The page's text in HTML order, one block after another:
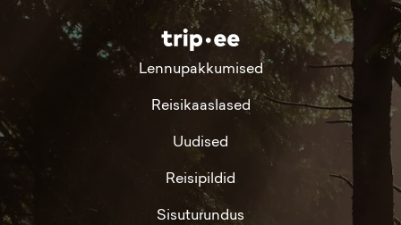
Lennupakkumised
Reisikaaslased
Uudised
Reisipildid
Sisuturundus